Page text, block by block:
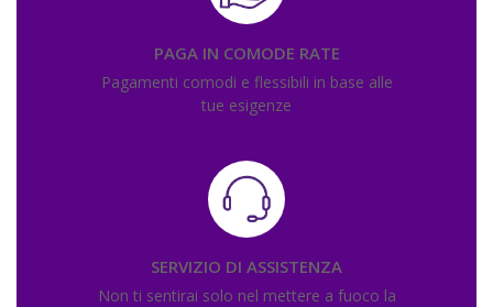
PAGA IN COMODE RATE
Pagamenti comodi e flessibili in base alle
tue esigenze
SERVIZIO DI ASSISTENZA
Non ti sentirai solo nel mettere a fuoco la